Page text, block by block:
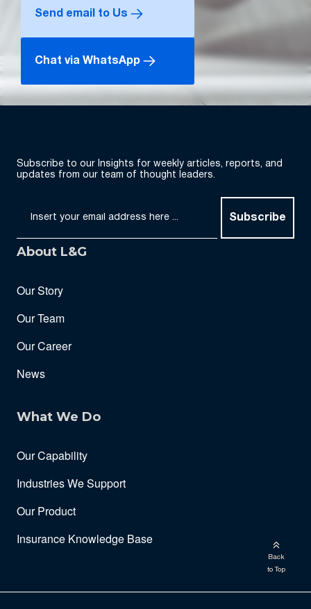
Send email to Us
Chat via WhatsApp
Subscribe to our Insights for weekly articles, reports, and
updates from our team of thought leaders.
Subscribe
About L&G
Our Story
Our Team
Our Career
News
What We Do
Our Capability
Industries We Support
Our Product
Insurance Knowledge Base
Back
to Top